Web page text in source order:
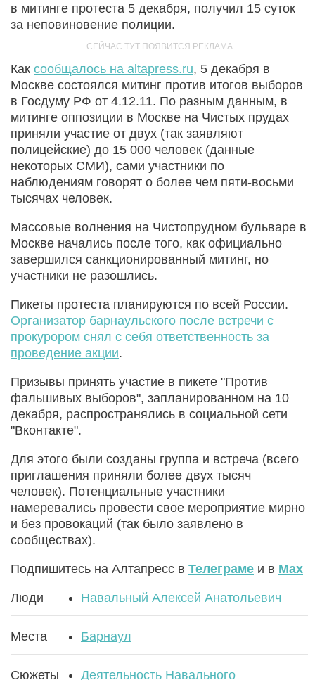
в митинге протеста 5 декабря, получил 15 суток
за неповиновение полиции.
Как сообщалось на altapress.ru, 5 декабря в
Москве состоялся митинг против итогов выборов
в Госдуму РФ от 4.12.11. По разным данным, в
митинге оппозиции в Москве на Чистых прудах
приняли участие от двух (так заявляют
полицейские) до 15 000 человек (данные
некоторых СМИ), сами участники по
наблюдениям говорят о более чем пяти-восьми
тысячах человек.
Массовые волнения на Чистопрудном бульваре в
Москве начались после того, как официально
завершился санкционированный митинг, но
участники не разошлись.
Пикеты протеста планируются по всей России.
Организатор барнаульского после встречи с
прокурором снял с себя ответственность за
проведение акции.
Призывы принять участие в пикете "Против
фальшивых выборов", запланированном на 10
декабря, распространялись в социальной сети
"Вконтакте".
Для этого были созданы группа и встреча (всего
приглашения приняли более двух тысяч
человек). Потенциальные участники
намеревались провести свое мероприятие мирно
и без провокаций (так было заявлено в
сообществах).
Подпишитесь на Алтапресс в Телеграме и в Max
Люди Навальный Алексей Анатольевич
Места Барнаул
Сюжеты
Деятельность Навального